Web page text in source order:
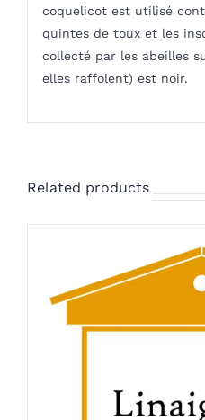
coquelicot est utilisé
quintes de toux et les
collecté par les abeilles
elles raffolent) est noir.
Related products